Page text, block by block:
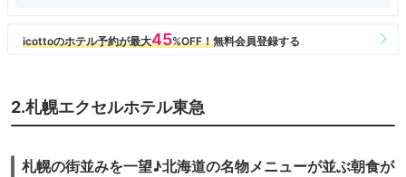
2.札幌エクセルホテル東急
札幌の街並みを一望♪北海道の名物メニューが並ぶ朝食が